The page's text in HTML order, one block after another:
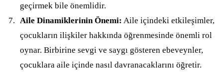
geçirmek bile önemlidir.
Aile Dinamiklerinin Önemi: Aile içindeki etkileşimler,
çocukların ilişkiler hakkında öğrenmesinde önemli rol
oynar. Birbirine sevgi ve saygı gösteren ebeveynler,
çocuklara aile içinde nasıl davranacaklarını öğretir.